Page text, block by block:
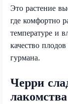
Это растение
где комфортно
температуре и
качество
гурмана.
Черри
лакомства